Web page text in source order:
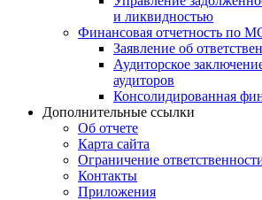
и ликвидностью
Финансовая отчетность по
Заявление об
Аудиторское
аудиторов
Консолидированная
Дополнительные ссылки
Об отчете
Карта сайта
Ограничение
Контакты
Приложения